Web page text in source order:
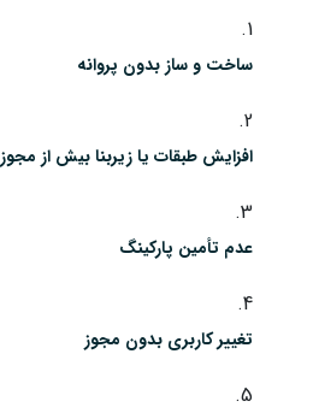
ساخت و ساز بدون پروانه
افزایش طبقات یا زیربنا بیش از مجوز
عدم تأمین پارکینگ
تغییر کاربری بدون مجوز